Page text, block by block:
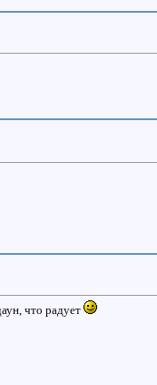
что радует